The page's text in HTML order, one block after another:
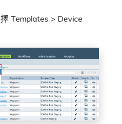
Templates > Device